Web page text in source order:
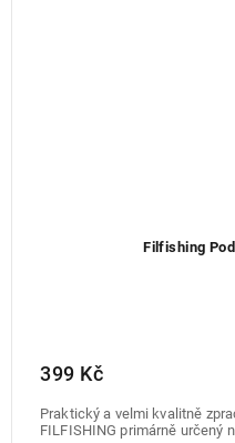
Filfishing
399 Kč
Praktický a velmi kvalitně
FILFISHING primárně určený